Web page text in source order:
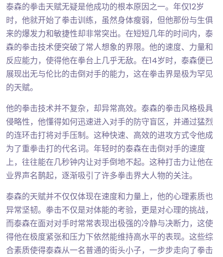
泰森的拳击天赋无疑是他成功的根本原因之一。年仅12岁
时，他就开始了拳击训练，虽然身体瘦弱，但他那份与生俱
来的爆发力和敏捷性却非常突出。在短短几年的时间内，泰
森的拳击技术便突破了常人想象的界限。他的速度、力量和
反应能力，使得他在拳台上几乎无敌。在14岁时，泰森便已
展现出无与伦比的击倒对手的能力，这在拳击界是极为罕见
的天赋。
他的拳击技术并不复杂，却异常高效。泰森的拳击风格极具
侵略性，他懂得如何迅速进入对手的防守盲区，并通过猛烈
的连环击打将对手压制。这种快速、高效的进攻方式令他成
为了重拳击打的代名词。年轻时的泰森在击倒对手的速度
上，往往能在几秒钟内让对手倒地不起。这种打击力让他在
业界声名鹊起，逐渐吸引了许多拳击界大人物的关注。
泰森的天赋并不仅仅体现在速度和力量上，他的心理素质也
异常坚韧。拳击不仅是对体能的考验，更是对心理的挑战，
而泰森在面对对手时常常表现出极强的冷静与决断力，这使
得他在极度紧张和压力下依然能维持高水平的表现。这些综
合素质使得泰森从一名普通的街头小子，一步步走向了拳击